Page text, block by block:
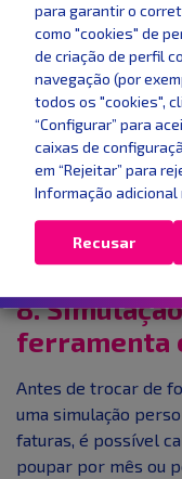
Vantagens da
Contribuição
Reforço da
Cumprimento
concursos
Potencial
sensíveis à
Com a Nabalia
100% renovável,
8.
ferramenta
Antes de trocar de
uma simulação
faturas, é possível
poupar por mês ou
para garantir o
como "cookies" de
de criação de perfil
navegação (por
todos os "cookies",
“Configurar” para
caixas de
em “Rejeitar” para
Informação adicional
Recusar